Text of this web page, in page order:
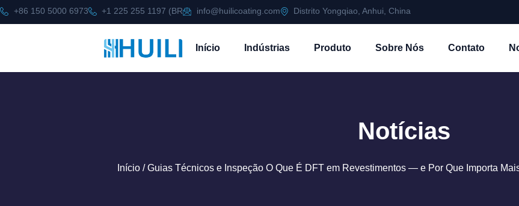
+86 150 5000 6973 +1 225 255 1197 (BR info@huilicoating.com Distrito Yongqiao, Anhui, China
Início Indústrias Produto Sobre Nós Contato
Notícias
Início/Guias Técnicos e InspeçãoO Que É DFT em Revestimentos — e Por Que Importa